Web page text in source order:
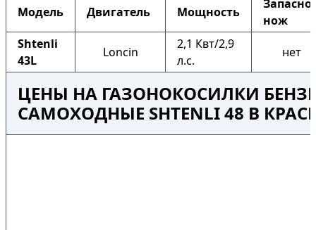
Модель Двигатель Мощность
нож
Shtenli
43L
Loncin
2,1 Квт/2,9
л.с.
нет
ЦЕНЫ НА ГАЗОНОКОСИЛКИ
САМОХОДНЫЕ SHTENLI 48 В